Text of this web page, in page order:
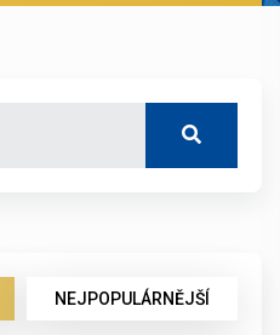
NEJPOPULÁRNĚJŠÍ